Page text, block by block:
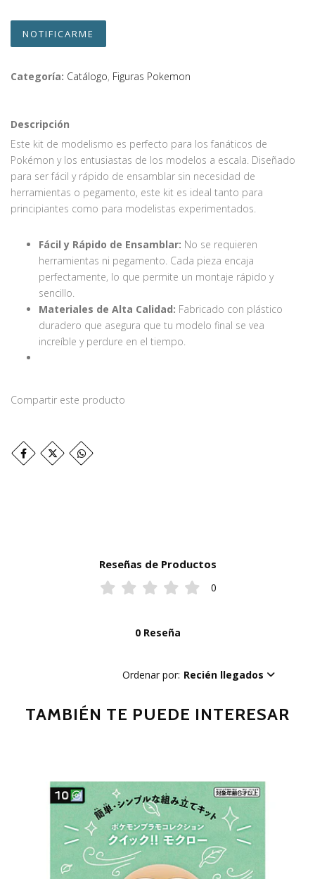
NOTIFICARME
Categoría: Catálogo, Figuras Pokemon
Descripción
Este kit de modelismo es perfecto para los fanáticos de
Pokémon y los entusiastas de los modelos a escala. Diseñado
para ser fácil y rápido de ensamblar sin necesidad de
herramientas o pegamento, este kit es ideal tanto para
principiantes como para modelistas experimentados.
Fácil y Rápido de Ensamblar: No se requieren
herramientas ni pegamento. Cada pieza encaja
perfectamente, lo que permite un montaje rápido y
sencillo.
Materiales de Alta Calidad: Fabricado con plástico
duradero que asegura que tu modelo final se vea
increíble y perdure en el tiempo.
Compartir este producto
Reseñas de Productos
0
0 Reseña
Ordenar por: Recién llegados
TAMBIÉN TE PUEDE INTERESAR